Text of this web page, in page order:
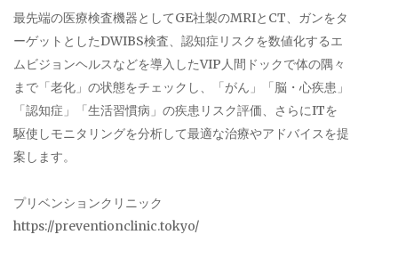
最先端の医療検査機器としてGE社製のMRIとCT、ガンをタ
ーゲットとしたDWIBS検査、認知症リスクを数値化するエ
ムビジョンヘルスなどを導入したVIP人間ドックで体の隅々
まで「老化」の状態をチェックし、「がん」「脳・心疾患」
「認知症」「生活習慣病」の疾患リスク評価、さらにITを
駆使しモニタリングを分析して最適な治療やアドバイスを提
案します。
プリベンションクリニック
https://preventionclinic.tokyo/